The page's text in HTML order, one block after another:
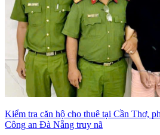
Kiểm tra căn hộ cho thuê tại Cần Thơ,
Công an Đà Nẵng truy nã